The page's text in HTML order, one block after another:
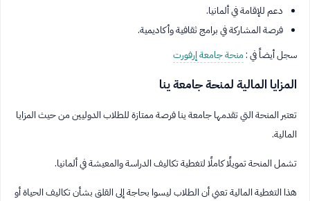
دعم للإقامة في ألمانيا.
فرصة المشاركة في برامج ثقافية وأكاديمية.
سجل أيضاً في :منحة جامعة إرفورت
المزايا المالية لمنحة جامعة ينا
تعتبر المنحة التي تقدمها جامعة ينا فرصة ممتازة للطلاب الدوليين من حيث المزايا
المالية.
تشمل المنحة تمويلًا كاملًا لتغطية تكاليف الدراسة والمعيشة في ألمانيا.
هذا التغطية المالية تعني أن الطلاب ليسوا بحاجة إلى القلق بشأن تكاليف الحياة أو